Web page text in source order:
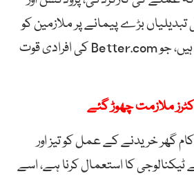
بڑے پیمانے پر ملازمین کو
فارغ کرنے کی اہم وجہ ہیں، جو Better.com کی افرادی قوت
ملازمت چھوڑ گئے
گھر خریدنے کے عمل کو تیز اور
ٹیکنالوجی کا استعمال کرنا ہے، اسے